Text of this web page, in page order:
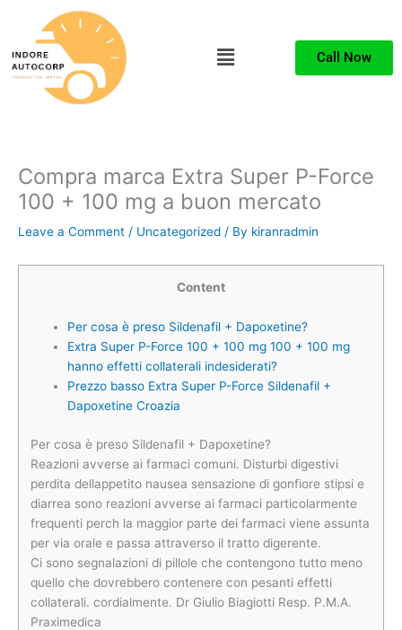
content
Menu Call Now
Compra marca Extra Super P-Force
100 + 100 mg a buon mercato
Leave a Comment / Uncategorized / By kiranradmin
Content
Per cosa è preso Sildenafil + Dapoxetine?
Extra Super P-Force 100 + 100 mg 100 + 100 mg
hanno effetti collaterali indesiderati?
Prezzo basso Extra Super P-Force Sildenafil +
Dapoxetine Croazia
Per cosa è preso Sildenafil + Dapoxetine?
Reazioni avverse ai farmaci comuni. Disturbi digestivi
perdita dellappetito nausea sensazione di gonfiore stipsi e
diarrea sono reazioni avverse ai farmaci particolarmente
frequenti perch la maggior parte dei farmaci viene assunta
per via orale e passa attraverso il tratto digerente.
Ci sono segnalazioni di pillole che contengono tutto meno
quello che dovrebbero contenere con pesanti effetti
collaterali. cordialmente. Dr Giulio Biagiotti Resp. P.M.A.
Praximedica